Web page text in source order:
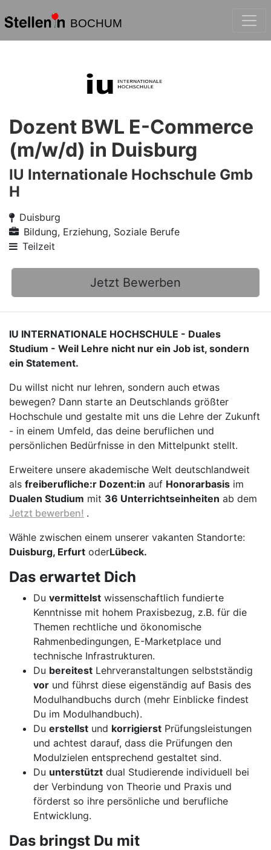
BOCHUM
Dozent BWL E-Commerce
(m/w/d) in Duisburg
IU Internationale Hochschule Gmb
H
Duisburg
Bildung, Erziehung, Soziale Berufe
Teilzeit
Jetzt Bewerben
IU INTERNATIONALE HOCHSCHULE - Duales
Studium - Weil Lehre nicht nur ein Job ist, sondern
ein Statement.
Du willst nicht nur lehren, sondern auch etwas
bewegen? Dann starte an Deutschlands größter
Hochschule und gestalte mit uns die Lehre der Zukunft
- in einem Umfeld, das deine beruflichen und
persönlichen Bedürfnisse in den Mittelpunkt stellt.
Erweitere unsere akademische Welt deutschlandweit
als freiberufliche:r Dozent:in auf Honorarbasis im
Dualen Studium mit 36 Unterrichtseinheiten ab dem
Jetzt bewerben! .
Wähle zwischen einem unserer vakanten Standorte:
Duisburg, Erfurt oderLübeck.
Das erwartet Dich
Du vermittelst wissenschaftlich fundierte
Kenntnisse mit hohem Praxisbezug, z.B. für die
Themen rechtliche und ökonomische
Rahmenbedingungen, E-Marketplace und
technische Infrastrukturen.
Du bereitest Lehrveranstaltungen selbstständig
vor und führst diese eigenständig auf Basis des
Modulhandbuchs durch (mehr Einblicke findest
Du im Modulhandbuch).
Du erstellst und korrigierst Prüfungsleistungen
und achtest darauf, dass die Prüfungen den
Modulzielen entsprechend gestaltet sind.
Du unterstützt dual Studierende individuell bei
der Verbindung von Theorie und Praxis und
förderst so ihre persönliche und berufliche
Entwicklung.
Das bringst Du mit